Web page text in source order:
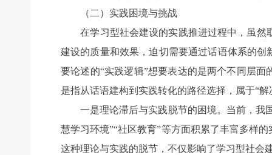
（二）实践困境与挑战
在学习型社会建设的实践推进过程中，虽然
建设的质量和效果，迫切需要通过话语体系的
要论述的“实践逻辑”想要表达的是两个不同层
是指从话语建构到实践转化的路径选择，属于“
一是理论滞后与实践脱节的困境。当前，我国
慧学习环境”“社区教育”等方面积累了丰富多样
这种理论与实践的脱节，不仅影响了学习型社会